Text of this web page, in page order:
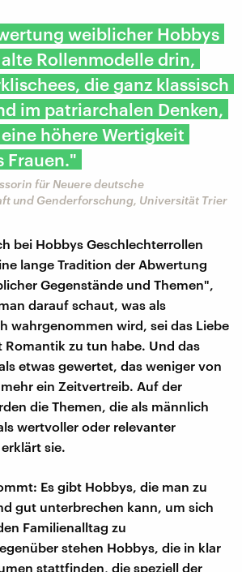
weiblicher Hobbys
Rollenmodelle drin,
die ganz klassisch
im patriarchalen Denken,
höhere Wertigkeit
Frauen."
für Neuere deutsche
und Genderforschung, Universität Trier
bei Hobbys Geschlechterrollen
lange Tradition der Abwertung
Gegenstände und Themen",
darauf schaut, was als
wahrgenommen wird, sei das Liebe
Romantik zu tun habe. Und das
etwas gewertet, das weniger von
ein Zeitvertreib. Auf der
die Themen, die als männlich
wertvoller oder relevanter
sie.
Es gibt Hobbys, die man zu
gut unterbrechen kann, um sich
Familienalltag zu
stehen Hobbys, die in klar
stattfinden, die speziell der